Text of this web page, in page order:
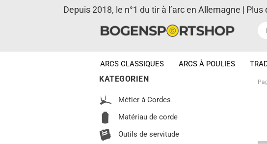
Depuis 2018, le n°1 du tir à l’arc en Allemagne |
ARCS CLASSIQUES ARCS À POULIES
KATEGORIEN
Métier à Cordes
Matériau de corde
Outils de servitude